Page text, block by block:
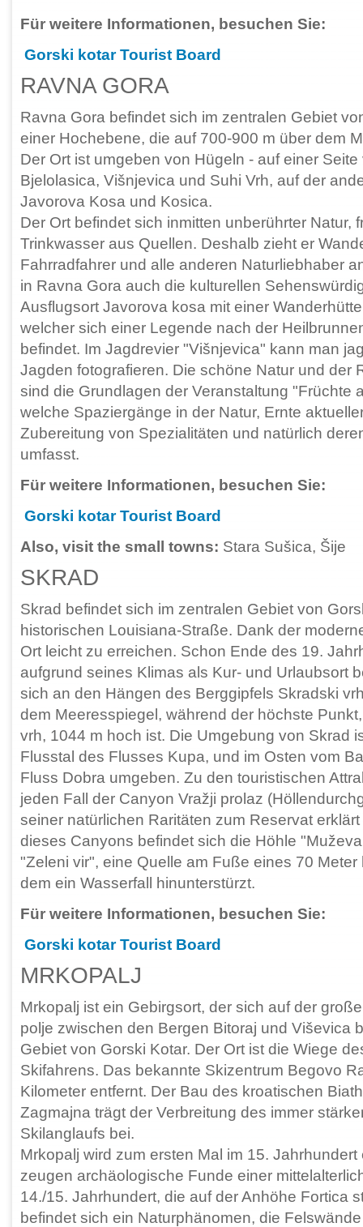
Für weitere Informationen, besuchen Sie:
Gorski kotar Tourist Board
RAVNA GORA
Ravna Gora befindet sich im zentralen Gebiet
einer Hochebene, die auf 700-900 m über dem
Der Ort ist umgeben von Hügeln - auf einer
Bjelolasica, Višnjevica und Suhi Vrh, auf der
Javorova Kosa und Kosica.
Der Ort befindet sich inmitten unberührter Natur,
Trinkwasser aus Quellen. Deshalb zieht er
Fahrradfahrer und alle anderen Naturliebhaber
in Ravna Gora auch die kulturellen
Ausflugsort Javorova kosa mit einer
welcher sich einer Legende nach der
befindet. Im Jagdrevier "Višnjevica" kann man
Jagden fotografieren. Die schöne Natur und der
sind die Grundlagen der Veranstaltung "Früchte
welche Spaziergänge in der Natur, Ernte
Zubereitung von Spezialitäten und natürlich
umfasst.
Für weitere Informationen, besuchen Sie:
Gorski kotar Tourist Board
Also, visit the small towns: Stara Sušica, Šije
SKRAD
Skrad befindet sich im zentralen Gebiet von
historischen Louisiana-Straße. Dank der
Ort leicht zu erreichen. Schon Ende des 19.
aufgrund seines Klimas als Kur- und Urlaubsort
sich an den Hängen des Berggipfels Skradski
dem Meeresspiegel, während der höchste
vrh, 1044 m hoch ist. Die Umgebung von Skrad
Flusstal des Flusses Kupa, und im Osten vom
Fluss Dobra umgeben. Zu den touristischen
jeden Fall der Canyon Vražji prolaz
seiner natürlichen Raritäten zum Reservat
dieses Canyons befindet sich die Höhle
"Zeleni vir", eine Quelle am Fuße eines 70
dem ein Wasserfall hinunterstürzt.
Für weitere Informationen, besuchen Sie:
Gorski kotar Tourist Board
MRKOPALJ
Mrkopalj ist ein Gebirgsort, der sich auf der
polje zwischen den Bergen Bitoraj und Viševica
Gebiet von Gorski Kotar. Der Ort ist die Wiege
Skifahrens. Das bekannte Skizentrum Begovo
Kilometer entfernt. Der Bau des kroatischen
Zagmajna trägt der Verbreitung des immer
Skilanglaufs bei.
Mrkopalj wird zum ersten Mal im 15.
zeugen archäologische Funde einer
14./15. Jahrhundert, die auf der Anhöhe Fortica
befindet sich ein Naturphänomen, die